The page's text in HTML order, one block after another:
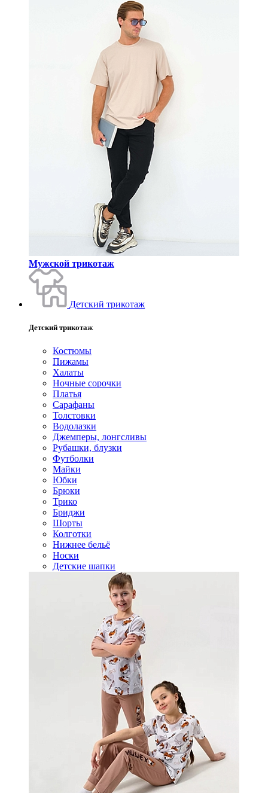
Мужской трикотаж
Детский трикотаж
Детский трикотаж
Костюмы
Пижамы
Халаты
Ночные сорочки
Платья
Сарафаны
Толстовки
Водолазки
Джемперы, лонгсливы
Рубашки, блузки
Футболки
Майки
Юбки
Брюки
Трико
Бриджи
Шорты
Колготки
Нижнее бельё
Носки
Детские шапки